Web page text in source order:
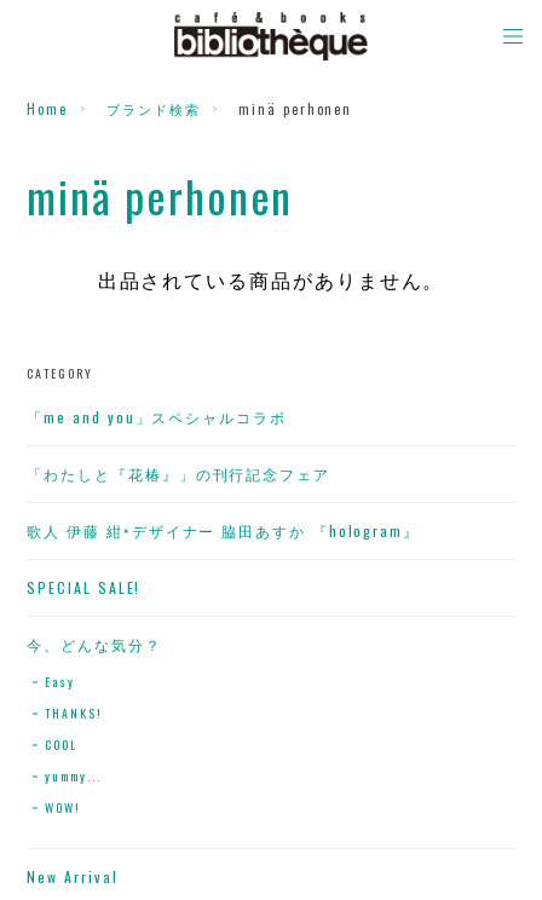
Home ブランド検索 minä perhonen
minä perhonen
出品されている商品がありません。
CATEGORY
「me and you」スペシャルコラボ
「わたしと『花椿』」の刊行記念フェア
歌人 伊藤 紺×デザイナー 脇田あすか 『hologram』
SPECIAL SALE!
今、どんな気分？
Easy
THANKS!
COOL
yummy...
WOW!
New Arrival